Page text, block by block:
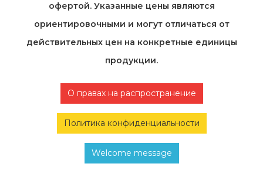
офертой. Указанные цены являются
ориентировочными и могут отличаться от
действительных цен на конкретные единицы
продукции.
О правах на распространение
Политика конфиденциальности
Welcome message